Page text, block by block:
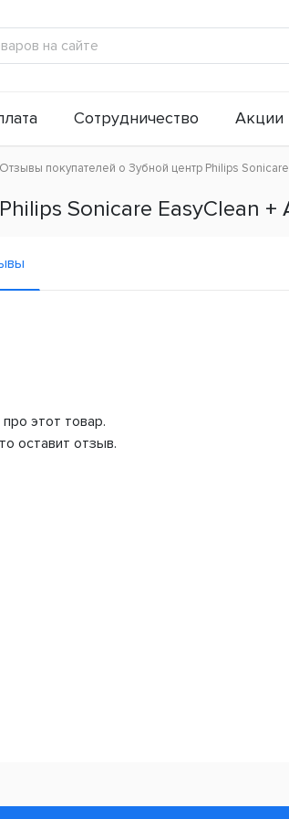
Сотрудничество Акции
Отзывы покупателей о Зубной центр Philips
Sonicare EasyClean +
этот товар.
оставит отзыв.